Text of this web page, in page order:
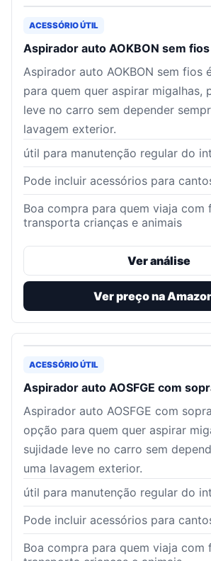
ACESSÓRIO ÚTIL
Aspirador auto AOKBON sem fios
Aspirador auto AOKBON sem fios
para quem quer aspirar migalhas,
leve no carro sem depender
lavagem exterior.
útil para manutenção regular do
Pode incluir acessórios para
Boa compra para quem viaja com
transporta crianças e animais
Ver análise
Ver preço na
ACESSÓRIO ÚTIL
Aspirador auto AOSFGE com
Aspirador auto AOSFGE com
opção para quem quer aspirar
sujidade leve no carro sem
uma lavagem exterior.
útil para manutenção regular do
Pode incluir acessórios para
Boa compra para quem viaja com